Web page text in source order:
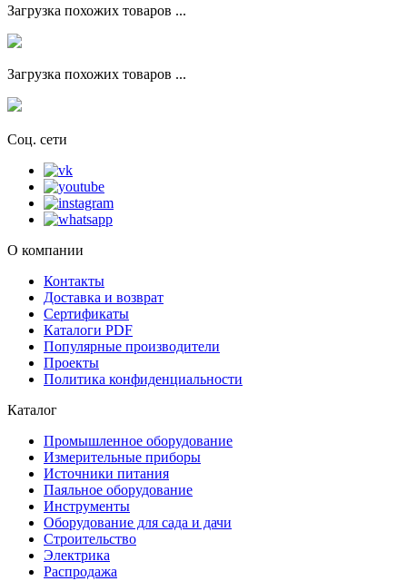
Загрузка похожих товаров ...
Загрузка похожих товаров ...
Соц. сети
О компании
Контакты
Доставка и возврат
Сертификаты
Каталоги PDF
Популярные производители
Проекты
Политика конфиденциальности
Каталог
Промышленное оборудование
Измерительные приборы
Источники питания
Паяльное оборудование
Инструменты
Оборудование для сада и дачи
Строительство
Электрика
Распродажа